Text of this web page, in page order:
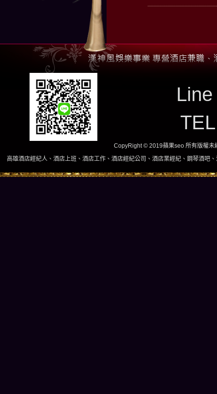
CopyRight © 2019蘋果seo 所有版權未
酒店上班、酒店工作、酒店經紀公司、酒店業經紀、鋼琴酒吧、酒店小姐、酒